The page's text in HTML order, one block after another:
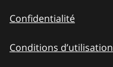
Confidentialité
Conditions d’utilisation